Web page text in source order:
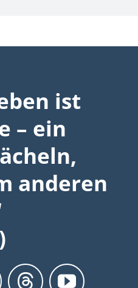
ist
– ein
anderen